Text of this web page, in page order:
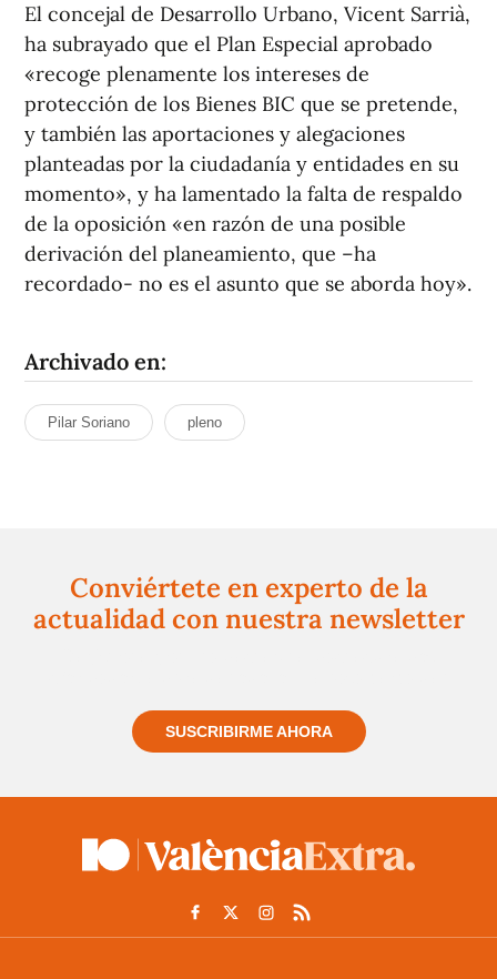
El concejal de Desarrollo Urbano, Vicent Sarrià,
ha subrayado que el Plan Especial aprobado
«recoge plenamente los intereses de
protección de los Bienes BIC que se pretende,
y también las aportaciones y alegaciones
planteadas por la ciudadanía y entidades en su
momento», y ha lamentado la falta de respaldo
de la oposición «en razón de una posible
derivación del planeamiento, que –ha
recordado- no es el asunto que se aborda hoy».
Archivado en:
Pilar Soriano pleno
Conviértete en experto de la
actualidad con nuestra newsletter
SUSCRIBIRME AHORA